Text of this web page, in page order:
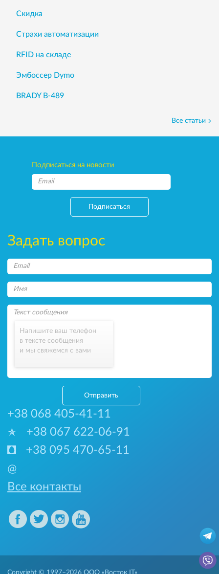
Скидка
Страхи автоматизации
RFID на складе
Эмбоссер Dymo
BRADY B-489
Все статьи
Подписаться на новости
Подписаться
Задать вопрос
Напишите ваш телефон
в тексте сообщения
и мы свяжемся с вами
Отправить
+38 068 405-41-11
+38 067 622-06-91
+38 095 470-65-11
@
Все контакты
Copyright © 1997–2026 ООО «Восток IT»